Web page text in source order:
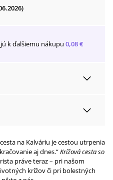
k ďalšiemu nákupu 0,08 €
na Kalváriu je cestou utrpenia
aj dnes.“Krížová cesta so
práve teraz – pri našom
krížov či pri bolestných